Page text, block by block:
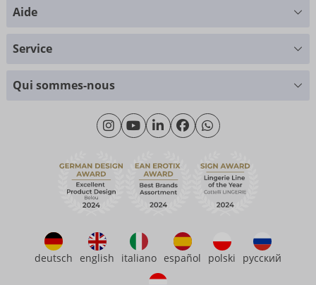
Aide
+49 (0)461 50 40 308
Lundi - Jeudi: 09h00 - 16h00
Vendredi: 09h00 - 15h00
Service client
Questions fréquemment posées (FAQ)
Service
Tableau des tailles
Qui sommes-nous
Qui sommes-nous
Durabilité
eroFame
deutsch english italiano español polski русский